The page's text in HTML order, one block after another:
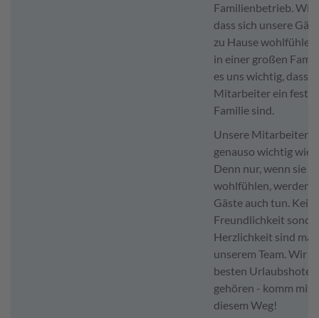
Familienbetrieb. Wir
dass sich unsere
zu Hause wohlfühlen
in einer großen
es uns wichtig, dass
Mitarbeiter ein fester
Familie sind.
Unsere Mitarbeiter
genauso wichtig wie
Denn nur, wenn sie
wohlfühlen, werden
Gäste auch tun.
Freundlichkeit
Herzlichkeit sind
unserem Team. Wir
besten
gehören - komm mit
diesem Weg!